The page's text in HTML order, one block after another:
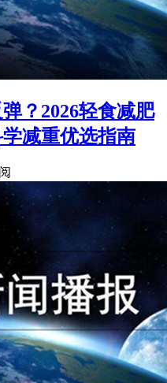
？2026轻食减肥
减重优选指南